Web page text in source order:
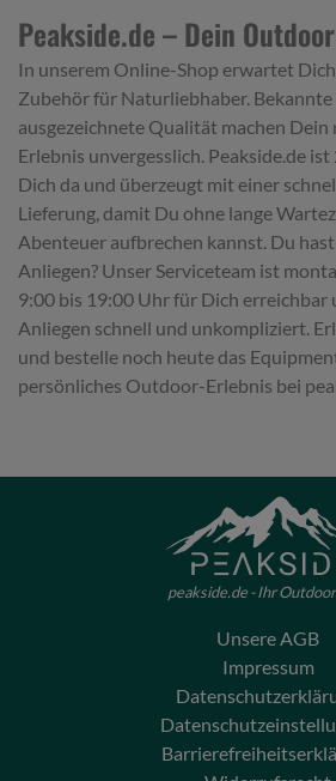
Peakside.de – Dein
In unserem Online-Shop erwartet
Zubehör für Naturliebhaber.
ausgezeichnete Qualität machen
Erlebnis unvergesslich. Peakside.de
Dich da und überzeugt mit einer
Lieferung, damit Du ohne lange
Abenteuer aufbrechen kannst. Du
Anliegen? Unser Serviceteam ist
9:00 bis 19:00 Uhr für Dich erreichbar
Anliegen schnell und unkompliziert.
und bestelle noch heute das
persönliches Outdoor-Erlebnis bei
peakside.de - Ihr
Unsere AGB
Impressum